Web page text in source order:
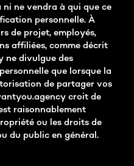
ne vendra à qui que ce
personnelle. À
de projet, employés,
affiliées, comme décrit
ne divulgue des
que lorsque la
de partager vos
croit de
raisonnablement
ou les droits de
du public en général.